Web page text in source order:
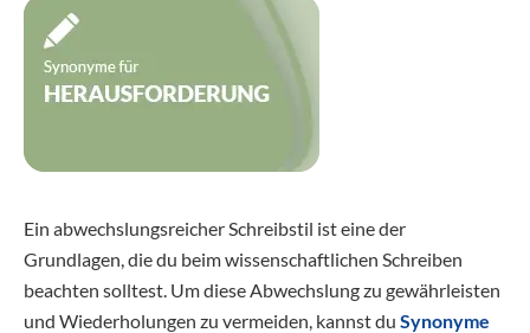
Ein abwechslungsreicher Schreibstil ist eine der
Grundlagen, die du beim wissenschaftlichen Schreiben
beachten solltest. Um diese Abwechslung zu gewährleisten
und Wiederholungen zu vermeiden, kannst du Synonyme